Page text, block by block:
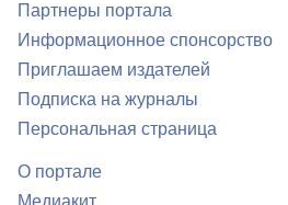
Партнеры портала
Информационное спонсорство
Приглашаем издателей
Подписка на журналы
Персональная страница
О портале
Медиакит